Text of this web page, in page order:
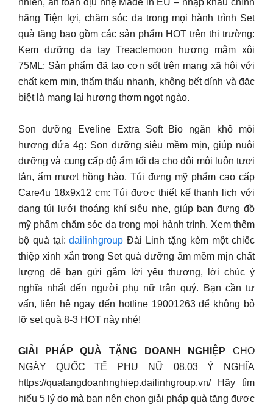
nhiên, an toàn dịu nhẹ Made in EU – nhập khẩu chính
hãng Tiện lợi, chăm sóc da trong mọi hành trình Set
quà tặng bao gồm các sản phẩm HOT trên thị trường:
Kem dưỡng da tay Treaclemoon hương mâm xôi
75ML: Sản phẩm đã tạo cơn sốt trên mạng xã hội với
chất kem mịn, thẩm thấu nhanh, không bết dính và đặc
biệt là mang lại hương thơm ngọt ngào.
Son dưỡng Eveline Extra Soft Bio ngăn khô môi
hương dứa 4g: Son dưỡng siêu mềm mịn, giúp nuôi
dưỡng và cung cấp độ ẩm tối đa cho đôi môi luôn tươi
tắn, ẩm mượt hồng hào. Túi đựng mỹ phẩm cao cấp
Care4u 18x9x12 cm: Túi được thiết kế thanh lịch với
dạng túi lưới thoáng khí siêu nhẹ, giúp bạn đựng đồ
mỹ phẩm chăm sóc da trong mọi hành trình. Xem thêm
bộ quà tại:dailinhgroup Đài Linh tặng kèm một chiếc
thiệp xinh xắn trong Set quà dưỡng ẩm mềm mịn chất
lượng để bạn gửi gắm lời yêu thương, lời chúc ý
nghĩa nhất đến người phụ nữ trân quý. Bạn cần tư
vấn, liên hệ ngay đến hotline 19001263 để không bỏ
lỡ set quà 8-3 HOT này nhé!
GIẢI PHÁP QUÀ TẶNG DOANH NGHIỆP CHO
NGÀY QUỐC TẾ PHỤ NỮ 08.03 Ý NGHĨA
https://quatangdoanhnghiep.dailinhgroup.vn/ Hãy tìm
hiểu 5 lý do mà bạn nên chọn giải pháp quà tặng được